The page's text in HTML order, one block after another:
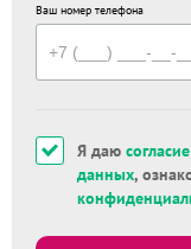
Ваш номер телефона
Я даю
данных,